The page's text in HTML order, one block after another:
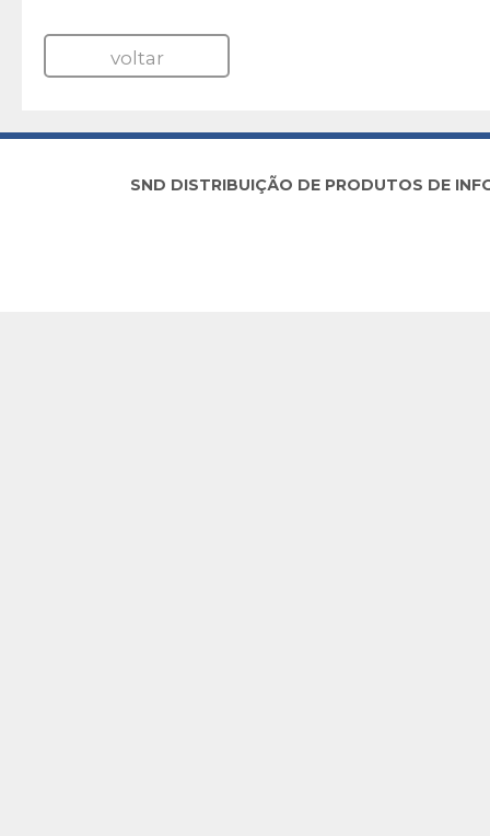
voltar
SND DISTRIBUIÇÃO DE PRODUTOS DE